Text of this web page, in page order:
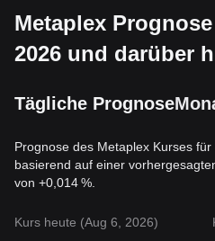
Metaplex
2026 und darüber
Tägliche Prognose
Prognose des Metaplex Kurses
basierend auf einer
von +0,014 %.
Kurs heute (Aug 6, 2026)